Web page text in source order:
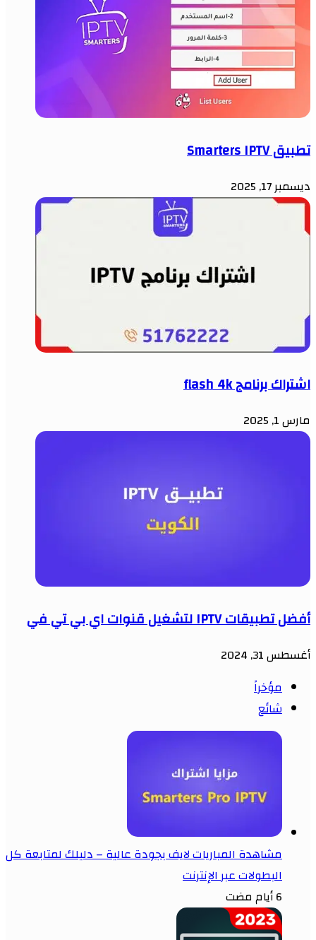
تطبيق Smarters IPTV
ديسمبر 17, 2025
اشتراك برنامج flash 4k
مارس 1, 2025
أفضل تطبيقات IPTV لتشغيل قنوات اي بي تي في
أغسطس 31, 2024
مؤخراً
شائع
مشاهدة المباريات لايف بجودة عالية – دليلك لمتابعة كل
البطولات عبر الإنترنت
6 أيام مضت